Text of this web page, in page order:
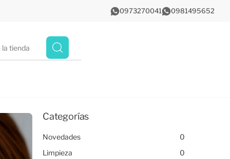
0973270041 0981495652
Categorías
Novedades
0
Limpieza
0